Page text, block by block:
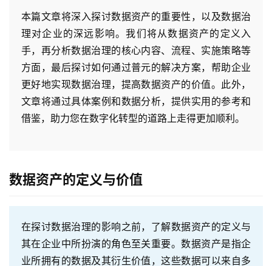
本篇文章将深入探讨数据资产的重要性，以及数据治
理对企业的深远影响。我们将从数据资产的定义入
手，再分析数据治理的核心内容、流程、实施策略等
方面，最后探讨如何通过普元的解决方案，帮助企业
更好地实现数据治理，提高数据资产的价值。此外，
文章将通过具体案例和数据分析，提供实用的参考和
借鉴，助力您在数字化转型的道路上走得更加顺利。
数据资产的定义与价值
在探讨数据治理的影响之前，了解数据资产的定义与
其在企业中所扮演的角色至关重要。数据资产是指企
业所拥有的数据及其衍生价值，这些数据可以来自多